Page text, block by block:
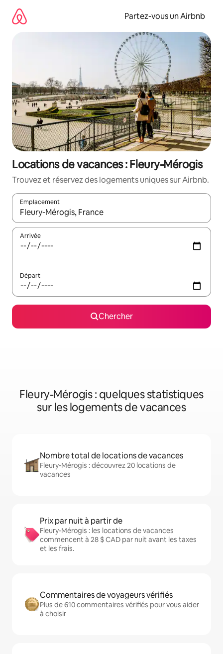
directement
Partez-vous un Airbnb
Locations de vacances : Fleury-Mérogis
Trouvez et réservez des logements uniques sur Airbnb.
Emplacement
Quand les résultats sont affichés, parcourez-les en utilisant
Arrivée
Départ
Chercher
Fleury-Mérogis : quelques statistiques
sur les logements de vacances
Nombre total de locations de vacances
Fleury-Mérogis : découvrez 20 locations de
vacances
Prix par nuit à partir de
Fleury-Mérogis : les locations de vacances
commencent à 28 $ CAD par nuit avant les taxes
et les frais.
Commentaires de voyageurs vérifiés
Plus de 610 commentaires vérifiés pour vous aider
à choisir